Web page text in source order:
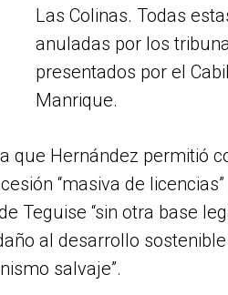
Las Colinas. Todas
anuladas por los
presentados por el
Manrique.
que Hernández permitió
“masiva de
Teguise “sin otra base
al desarrollo sostenible
salvaje”.